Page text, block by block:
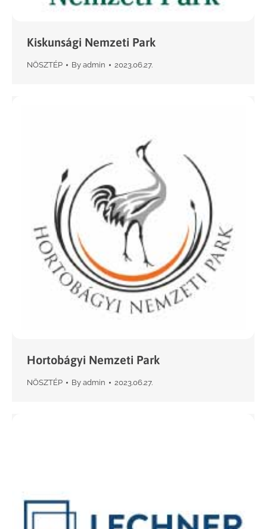
Kiskunsági Nemzeti Park
NÖSZTÉP By admin 2023.06.27.
Hortobágyi Nemzeti Park
NÖSZTÉP By admin 2023.06.27.